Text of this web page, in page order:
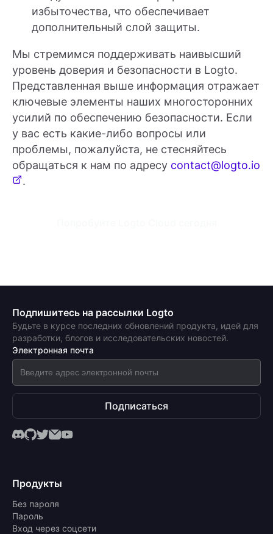
избыточества, что обеспечивает
дополнительный слой защиты.
Мы стремимся поддерживать наивысший
уровень доверия и безопасности в Logto.
Представленная выше информация отражает
ключевые элементы наших многосторонних
усилий по обеспечению безопасности. Если
у вас есть какие-либо вопросы или
проблемы, пожалуйста, не стесняйтесь
обращаться к нам по адресу contact@logto.io
.
Подпишитесь на рассылки Logto
Будьте в курсе последних обновлений продукта, идей для
разработки, блогов и исследовательских новостей.
Электронная почта
Подписаться
Продукты
Без пароля
Пароль
Вход через соцсети